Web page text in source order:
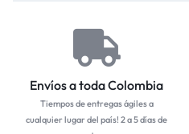
Envíos a toda Colombia
Tiempos de entregas ágiles a
cualquier lugar del país! 2 a 5 días de